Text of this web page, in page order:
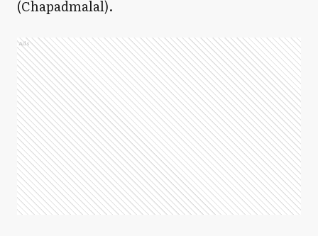
(Chapadmalal).
Ads